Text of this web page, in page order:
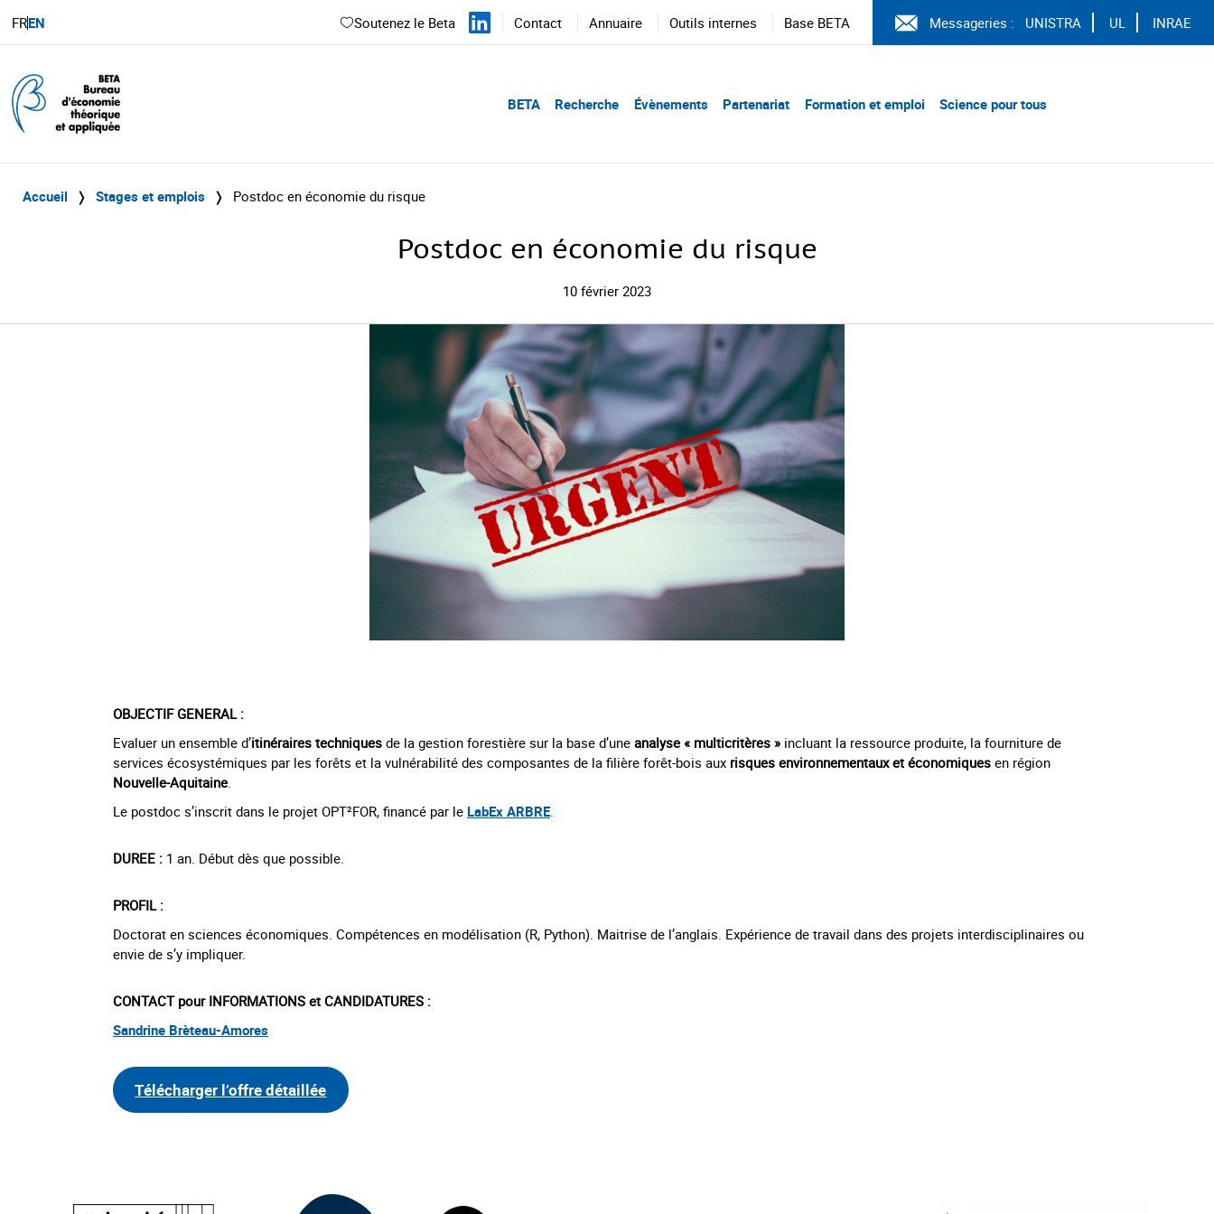
FREN Soutenez le Beta Contact Annuaire Outils internes Base BETA Messageries : UNISTRA UL INRAE
BETA Recherche Évènements Partenariat Formation et emploi Science pour tous
Accueil ❭ Stages et emplois ❭ Postdoc en économie du risque
Postdoc en économie du risque
10 février 2023
OBJECTIF GENERAL :
Evaluer un ensemble d’itinéraires techniques de la gestion forestière sur la base d’une analyse « multicritères » incluant la ressource produite, la fourniture de
services écosystémiques par les forêts et la vulnérabilité des composantes de la filière forêt-bois aux risques environnementaux et économiques en région
Nouvelle-Aquitaine
Le postdoc s’inscrit dans le projet OPT²FOR​, financé par le LabEx ARBRE.
DUREE : 1 an. Début dès que possible.
PROFIL :
Doctorat en sciences économiques. Compétences en modélisation (R, Python). Maitrise de l’anglais. Expérience de travail dans des projets interdisciplinaires ou
envie de s’y impliquer.
CONTACT pour INFORMATIONS et CANDIDATURES :
Sandrine Brèteau-Amores
Télécharger l’offre détaillée